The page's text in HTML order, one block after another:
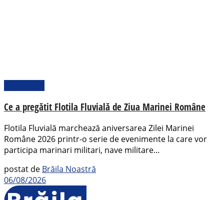
Ce a pregătit Flotila Fluvială de Ziua Marinei Române
Flotila Fluvială marchează aniversarea Zilei Marinei
Române 2026 printr-o serie de evenimente la care vor
participa marinari militari, nave militare...
postat de Brăila Noastră
06/08/2026